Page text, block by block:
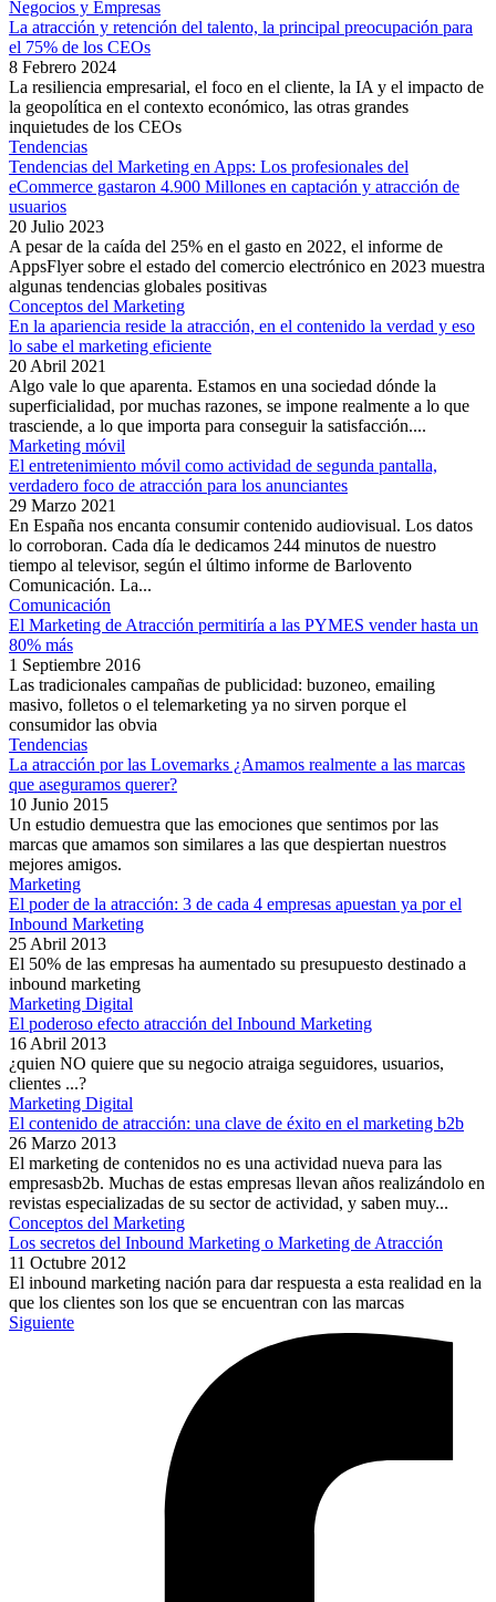
Negocios y Empresas
La atracción y retención del talento, la principal preocupación para
el 75% de los CEOs
8 Febrero 2024
La resiliencia empresarial, el foco en el cliente, la IA y el impacto de
la geopolítica en el contexto económico, las otras grandes
inquietudes de los CEOs
Tendencias
Tendencias del Marketing en Apps: Los profesionales del
eCommerce gastaron 4.900 Millones en captación y atracción de
usuarios
20 Julio 2023
A pesar de la caída del 25% en el gasto en 2022, el informe de
AppsFlyer sobre el estado del comercio electrónico en 2023 muestra
algunas tendencias globales positivas
Conceptos del Marketing
En la apariencia reside la atracción, en el contenido la verdad y eso
lo sabe el marketing eficiente
20 Abril 2021
Algo vale lo que aparenta. Estamos en una sociedad dónde la
superficialidad, por muchas razones, se impone realmente a lo que
trasciende, a lo que importa para conseguir la satisfacción....
Marketing móvil
El entretenimiento móvil como actividad de segunda pantalla,
verdadero foco de atracción para los anunciantes
29 Marzo 2021
En España nos encanta consumir contenido audiovisual. Los datos
lo corroboran. Cada día le dedicamos 244 minutos de nuestro
tiempo al televisor, según el último informe de Barlovento
Comunicación. La...
Comunicación
El Marketing de Atracción permitiría a las PYMES vender hasta un
80% más
1 Septiembre 2016
Las tradicionales campañas de publicidad: buzoneo, emailing
masivo, folletos o el telemarketing ya no sirven porque el
consumidor las obvia
Tendencias
La atracción por las Lovemarks ¿Amamos realmente a las marcas
que aseguramos querer?
10 Junio 2015
Un estudio demuestra que las emociones que sentimos por las
marcas que amamos son similares a las que despiertan nuestros
mejores amigos.
Marketing
El poder de la atracción: 3 de cada 4 empresas apuestan ya por el
Inbound Marketing
25 Abril 2013
El 50% de las empresas ha aumentado su presupuesto destinado a
inbound marketing
Marketing Digital
El poderoso efecto atracción del Inbound Marketing
16 Abril 2013
¿quien NO quiere que su negocio atraiga seguidores, usuarios,
clientes ...?
Marketing Digital
El contenido de atracción: una clave de éxito en el marketing b2b
26 Marzo 2013
El marketing de contenidos no es una actividad nueva para las
empresasb2b. Muchas de estas empresas llevan años realizándolo en
revistas especializadas de su sector de actividad, y saben muy...
Conceptos del Marketing
Los secretos del Inbound Marketing o Marketing de Atracción
11 Octubre 2012
El inbound marketing nación para dar respuesta a esta realidad en la
que los clientes son los que se encuentran con las marcas
Siguiente